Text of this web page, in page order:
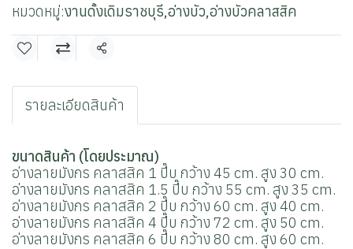
หมวดหมู่:งานดั้งเดิมราชบุรี,อ่างบัว,อ่างบัวคลาสสิค
แชร์
รายละเอียดสินค้า
ขนาดสินค้า (โดยประมาณ)
อ่างลายมังกร คลาสสิค 1 ปี๊บ กว้าง 45 cm. สูง 30 cm.
อ่างลายมังกร คลาสสิค 1.5 ปี๊บ กว้าง 55 cm. สูง 35 cm.
อ่างลายมังกร คลาสสิค 2 ปี๊บ กว้าง 60 cm. สูง 40 cm.
อ่างลายมังกร คลาสสิค 4 ปี๊บ กว้าง 72 cm. สูง 50 cm.
อ่างลายมังกร คลาสสิค 6 ปี๊บ กว้าง 80 cm. สูง 60 cm.